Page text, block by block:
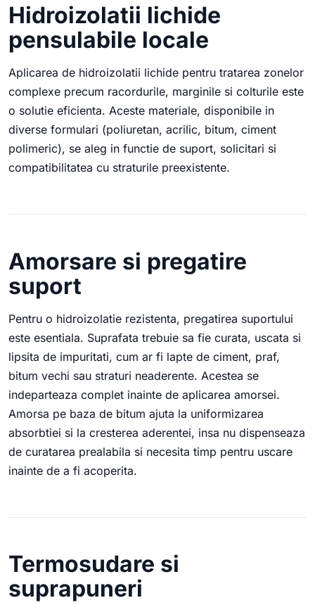
Hidroizolatii lichide
pensulabile locale
Aplicarea de hidroizolatii lichide pentru tratarea zonelor
complexe precum racordurile, marginile si colturile este
o solutie eficienta. Aceste materiale, disponibile in
diverse formulari (poliuretan, acrilic, bitum, ciment
polimeric), se aleg in functie de suport, solicitari si
compatibilitatea cu straturile preexistente.
Amorsare si pregatire
suport
Pentru o hidroizolatie rezistenta, pregatirea suportului
este esentiala. Suprafata trebuie sa fie curata, uscata si
lipsita de impuritati, cum ar fi lapte de ciment, praf,
bitum vechi sau straturi neaderente. Acestea se
indeparteaza complet inainte de aplicarea amorsei.
Amorsa pe baza de bitum ajuta la uniformizarea
absorbtiei si la cresterea aderentei, insa nu dispenseaza
de curatarea prealabila si necesita timp pentru uscare
inainte de a fi acoperita.
Termosudare si
suprapuneri